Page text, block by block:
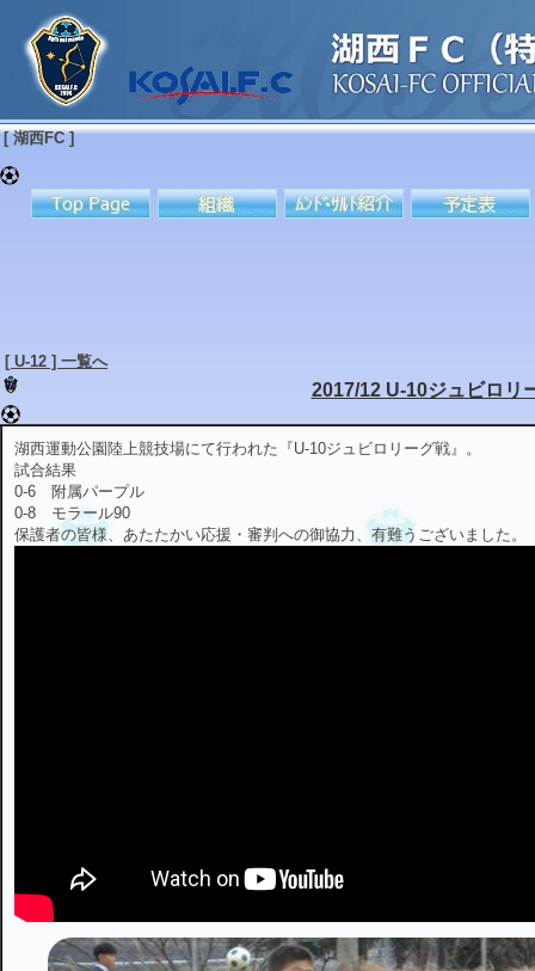
[ 湖西FC ]
[ U-12 ] 一覧へ
2017/12 U-10ジュビロリ
湖西運動公園陸上競技場にて行われた『U-10ジュビロリーグ戦』。
試合結果
0-6 附属パープル
0-8 モラール90
保護者の皆様、あたたかい応援・審判への御協力、有難うございました。